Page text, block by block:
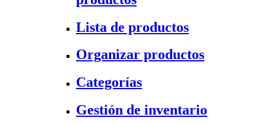
Lista de productos
Organizar productos
Categorías
Gestión de inventario